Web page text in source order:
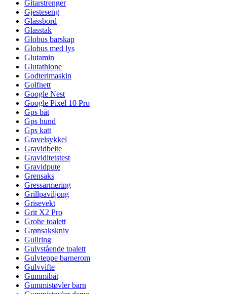
Gitarstrenger
Gjesteseng
Glassbord
Glasstak
Globus barskap
Globus med lys
Glutamin
Glutathione
Godterimaskin
Golfnett
Google Nest
Google Pixel 10 Pro
Gps båt
Gps hund
Gps katt
Gravelsykkel
Gravidbelte
Graviditetstest
Gravidpute
Grensaks
Gressarmering
Grillpaviljong
Grisevekt
Grit X2 Pro
Grohe toalett
Grønsakskniv
Gullring
Gulvstående toalett
Gulvteppe barnerom
Gulvvifte
Gummibåt
Gummistøvler barn